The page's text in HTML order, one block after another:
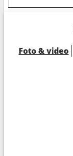
Foto & video